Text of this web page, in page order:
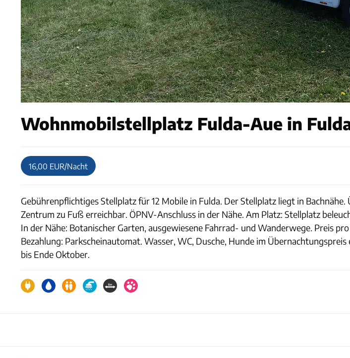
Wohnmobilstellplatz Fulda-Aue in
16,00 EUR/Nacht
Gebührenpflichtiges Stellplatz für 12 Mobile in Fulda. Der Stellplatz liegt in
Zentrum zu Fuß erreichbar. ÖPNV-Anschluss in der Nähe. Am Platz: Stellplatz
In der Nähe: Botanischer Garten, ausgewiesene Fahrrad- und Wanderwege. Preis
Bezahlung: Parkscheinautomat. Wasser, WC, Dusche, Hunde im
bis Ende Oktober.